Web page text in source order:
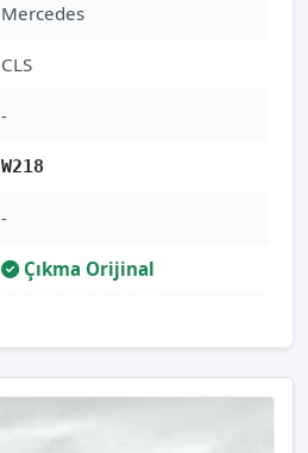
Mercedes
CLS
-
W218
-
Çıkma Orijinal